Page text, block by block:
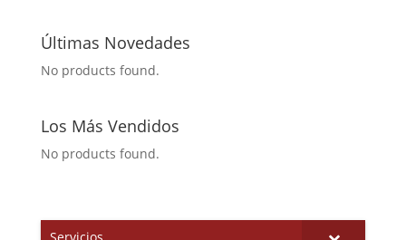
Últimas Novedades
No products found.
Los Más Vendidos
No products found.
Servicios